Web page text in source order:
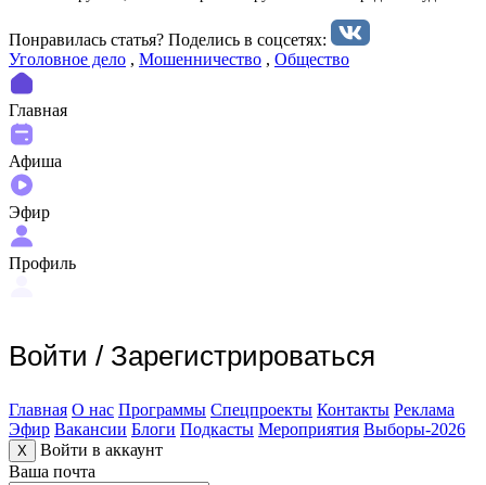
Понравилась статья? Поделиcь в соцсетях:
Уголовное дело , Мошенничество , Общество
Главная
Афиша
Эфир
Профиль
Войти / Зарегистрироваться
Главная О нас Программы Спецпроекты Контакты Реклама
Эфир Вакансии Блоги Подкасты Мероприятия Выборы-2026
X
Войти в аккаунт
Ваша почта